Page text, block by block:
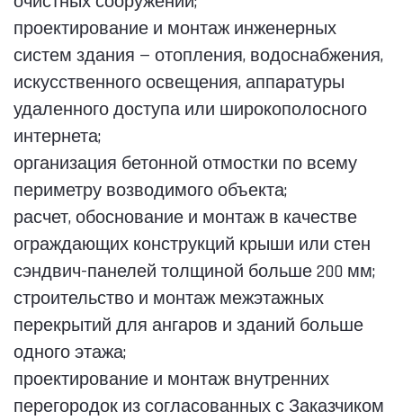
проектирование и монтаж инженерных
систем здания — отопления, водоснабжения,
искусственного освещения, аппаратуры
удаленного доступа или широкополосного
интернета;
организация бетонной отмостки по всему
периметру возводимого объекта;
расчет, обоснование и монтаж в качестве
ограждающих конструкций крыши или стен
сэндвич-панелей толщиной больше 200 мм;
строительство и монтаж межэтажных
перекрытий для ангаров и зданий больше
одного этажа;
проектирование и монтаж внутренних
перегородок из согласованных с Заказчиком